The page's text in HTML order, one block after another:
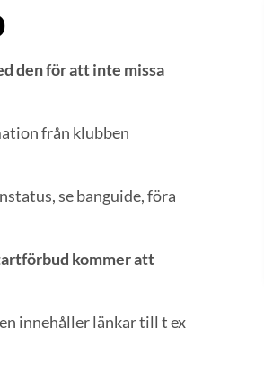
den för att inte missa
från klubben
se banguide, föra
kommer att
innehåller länkar till t ex